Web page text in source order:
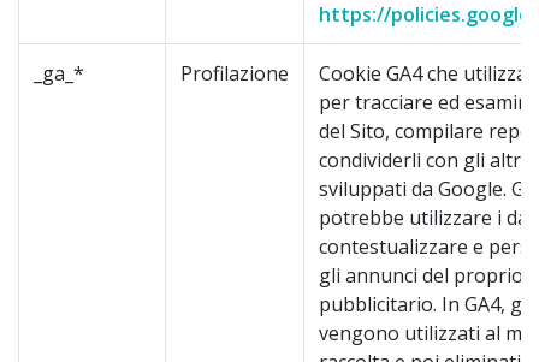
https://
_ga_* Profilazione
Cookie GA4 che utilizza
per tracciare ed
del Sito, compilare
condividerli con gli altri
sviluppati da Google.
potrebbe utilizzare i
contestualizzare e
gli annunci del proprio
pubblicitario. In GA4, gli
vengono utilizzati al